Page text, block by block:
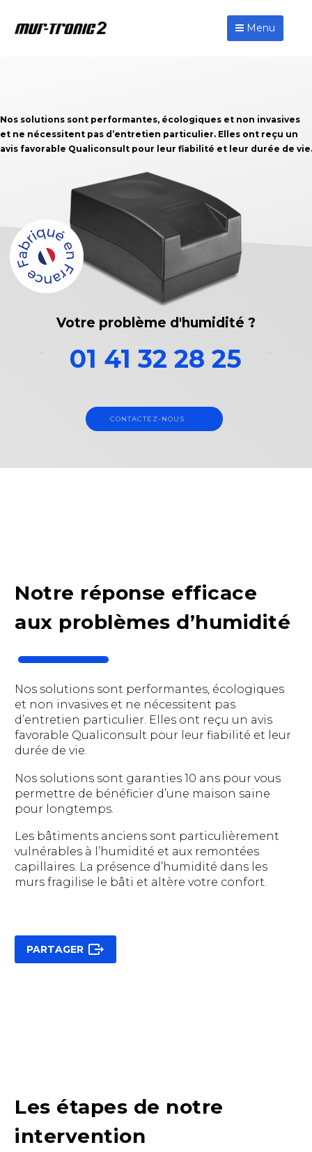
Menu
Votre problème d'humidité ?
Nos solutions sont performantes, écologiques et non invasives
et ne nécessitent pas d’entretien particulier. Elles ont reçu un
avis favorable Qualiconsult pour leur fiabilité et leur durée de vie.
01 41 32 28 25
CONTACTEZ-NOUS
Notre réponse efficace
aux problèmes d’humidité
Nos solutions sont performantes, écologiques
et non invasives et ne nécessitent pas
d’entretien particulier. Elles ont reçu un avis
favorable Qualiconsult pour leur fiabilité et leur
durée de vie.
Nos solutions sont garanties 10 ans pour vous
permettre de bénéficier d’une maison saine
pour longtemps.
Les bâtiments anciens sont particulièrement
vulnérables à l’humidité et aux remontées
capillaires. La présence d’humidité dans les
murs fragilise le bâti et altère votre confort.
PARTAGER 
Les étapes de notre
intervention